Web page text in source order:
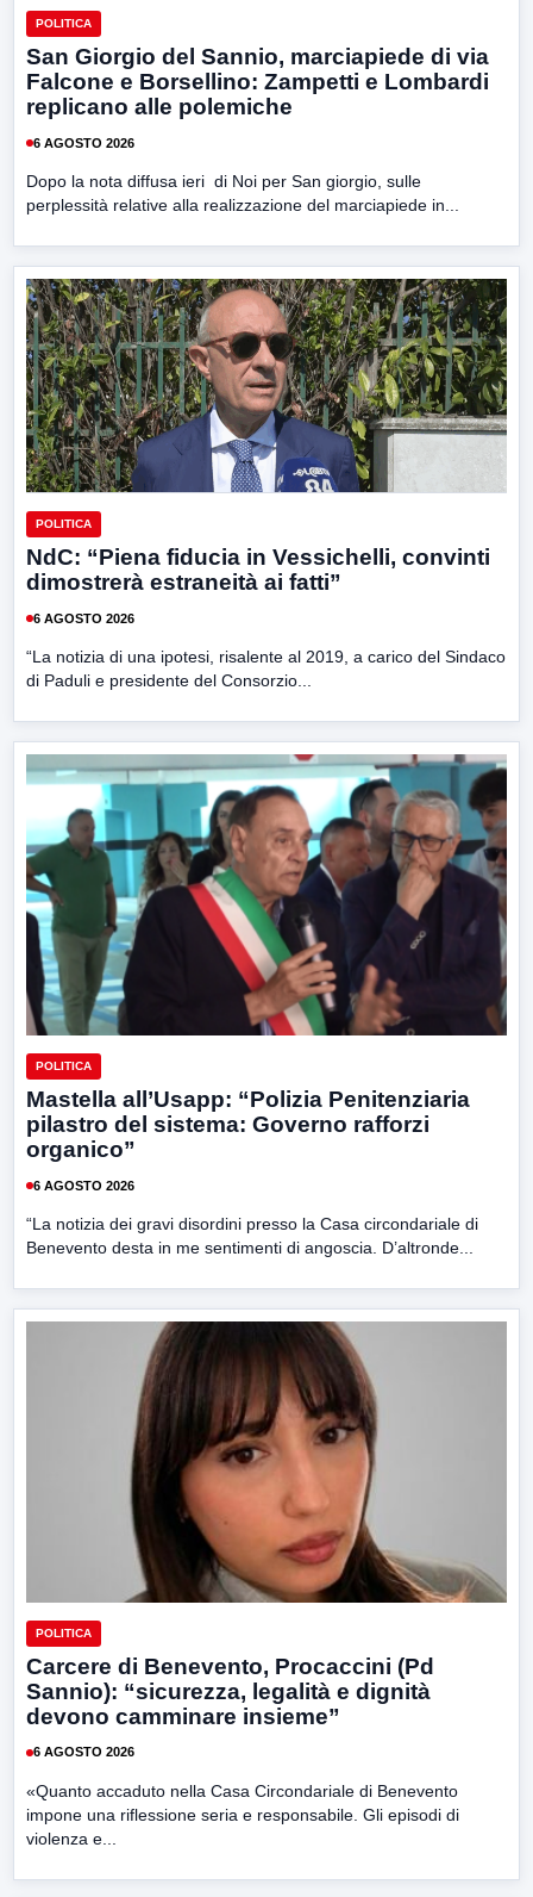
POLITICA
San Giorgio del Sannio, marciapiede di via
Falcone e Borsellino: Zampetti e Lombardi
replicano alle polemiche
6 AGOSTO 2026
Dopo la nota diffusa ieri di Noi per San giorgio, sulle
perplessità relative alla realizzazione del marciapiede in...
POLITICA
NdC: “Piena fiducia in Vessichelli, convinti
dimostrerà estraneità ai fatti”
6 AGOSTO 2026
“La notizia di una ipotesi, risalente al 2019, a carico del Sindaco
di Paduli e presidente del Consorzio...
POLITICA
Mastella all’Usapp: “Polizia Penitenziaria
pilastro del sistema: Governo rafforzi
organico”
6 AGOSTO 2026
“La notizia dei gravi disordini presso la Casa circondariale di
Benevento desta in me sentimenti di angoscia. D’altronde...
POLITICA
Carcere di Benevento, Procaccini (Pd
Sannio): “sicurezza, legalità e dignità
devono camminare insieme”
6 AGOSTO 2026
«Quanto accaduto nella Casa Circondariale di Benevento
impone una riflessione seria e responsabile. Gli episodi di
violenza e...